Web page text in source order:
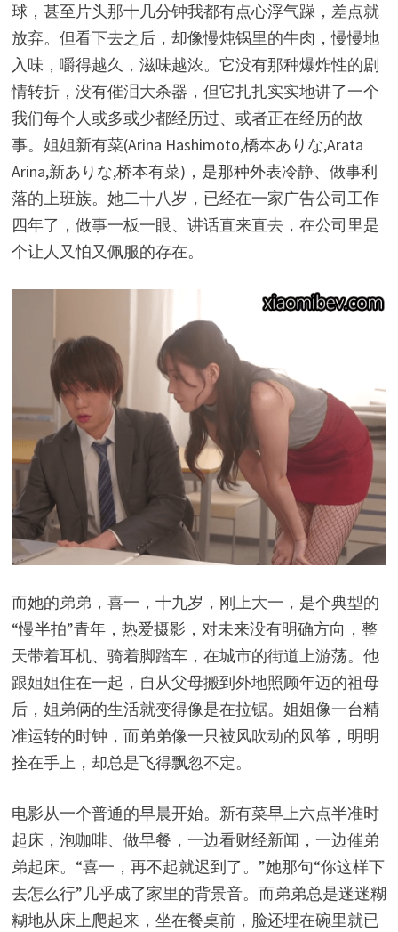
球，甚至片头那十几分钟我都有点心浮气躁，差点就
放弃。但看下去之后，却像慢炖锅里的牛肉，慢慢地
入味，嚼得越久，滋味越浓。它没有那种爆炸性的剧
情转折，没有催泪大杀器，但它扎扎实实地讲了一个
我们每个人或多或少都经历过、或者正在经历的故
事。姐姐新有菜(Arina Hashimoto,橋本ありな,Arata
Arina,新ありな,桥本有菜)，是那种外表冷静、做事利
落的上班族。她二十八岁，已经在一家广告公司工作
四年了，做事一板一眼、讲话直来直去，在公司里是
个让人又怕又佩服的存在。
而她的弟弟，喜一，十九岁，刚上大一，是个典型的
“慢半拍”青年，热爱摄影，对未来没有明确方向，整
天带着耳机、骑着脚踏车，在城市的街道上游荡。他
跟姐姐住在一起，自从父母搬到外地照顾年迈的祖母
后，姐弟俩的生活就变得像是在拉锯。姐姐像一台精
准运转的时钟，而弟弟像一只被风吹动的风筝，明明
拴在手上，却总是飞得飘忽不定。
电影从一个普通的早晨开始。新有菜早上六点半准时
起床，泡咖啡、做早餐，一边看财经新闻，一边催弟
弟起床。“喜一，再不起就迟到了。”她那句“你这样下
去怎么行”几乎成了家里的背景音。而弟弟总是迷迷糊
糊地从床上爬起来，坐在餐桌前，脸还埋在碗里就已